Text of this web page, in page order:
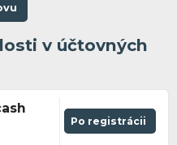
v účtovných
Po registrácii